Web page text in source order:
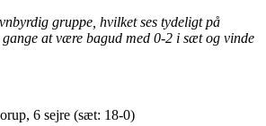
gruppe, hvilket ses tydeligt på
at være bagud med 0-2 i sæt og vinde
6 sejre (sæt: 18-0)